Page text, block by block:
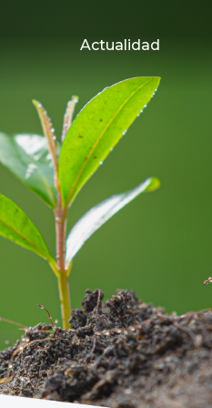
Actualidad